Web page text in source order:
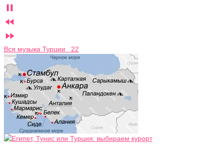



Вся музыка Турции 22